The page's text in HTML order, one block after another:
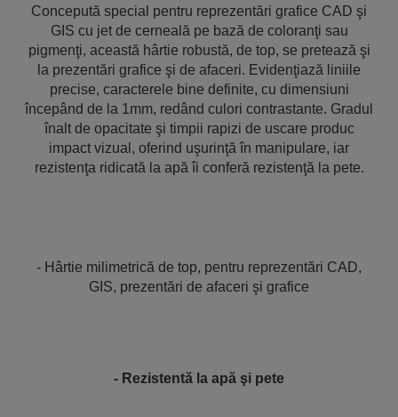
Concepută special pentru reprezentări grafice CAD şi
GIS cu jet de cerneală pe bază de coloranţi sau
pigmenţi, această hârtie robustă, de top, se pretează şi
la prezentări grafice şi de afaceri. Evidenţiază liniile
precise, caracterele bine definite, cu dimensiuni
începând de la 1mm, redând culori contrastante. Gradul
înalt de opacitate şi timpii rapizi de uscare produc
impact vizual, oferind uşurinţă în manipulare, iar
rezistenţa ridicată la apă îi conferă rezistenţă la pete.
- Hârtie milimetrică de top, pentru reprezentări CAD,
GIS, prezentări de afaceri şi grafice
- Rezistentă la apă şi pete